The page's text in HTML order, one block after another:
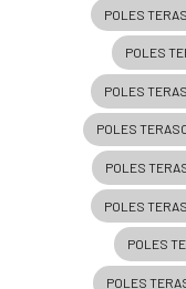
POLES
POLES
POLES
POLES
POLES
POLES
POLES
POLES